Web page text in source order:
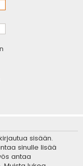
sisään.
sinulle lisää
antaa